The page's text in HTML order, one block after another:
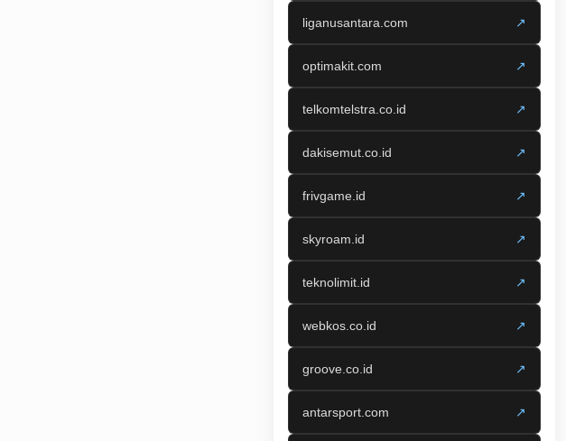
liganusantara.com ↗
optimakit.com ↗
telkomtelstra.co.id ↗
dakisemut.co.id ↗
frivgame.id ↗
skyroam.id ↗
teknolimit.id ↗
webkos.co.id ↗
groove.co.id ↗
antarsport.com ↗